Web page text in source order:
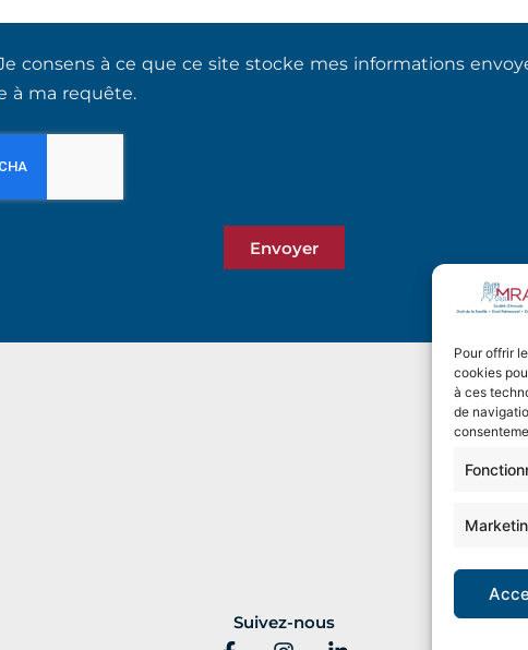
Pour offrir
cookies
à ces
de
consens à ce que ce site stocke mes informations
à ma requête.
Envoyer
Suivez-nous